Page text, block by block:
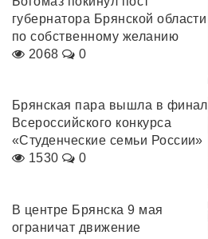
губернатора Брянской области
по собственному желанию
2068
0
Брянская пара вышла в финал
Всероссийского конкурса
«Студенческие семьи России»
1530
0
В центре Брянска 9 мая
ограничат движение